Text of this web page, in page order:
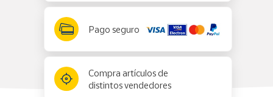
Pago seguro
Compra artículos de
distintos vendedores